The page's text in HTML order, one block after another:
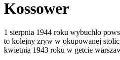
Kossower
1 sierpnia 1944 roku wybuchło
to kolejny zryw w okupowanej
kwietnia 1943 roku w getcie